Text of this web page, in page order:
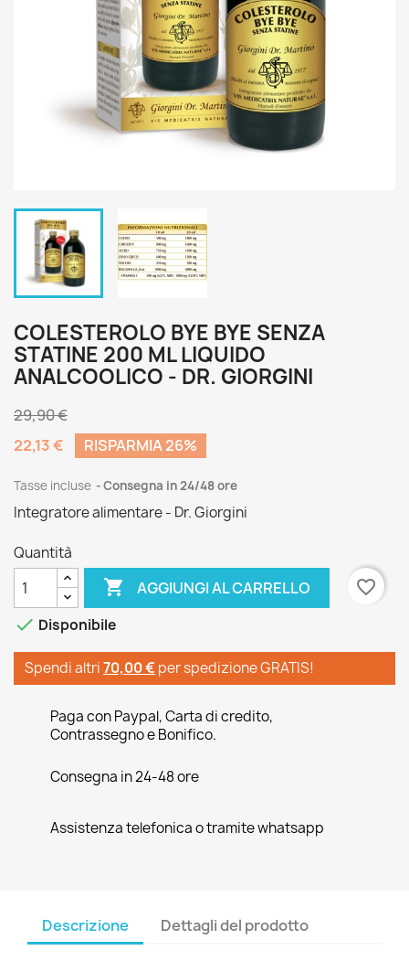
COLESTEROLO BYE BYE SENZA
STATINE 200 ML LIQUIDO
ANALCOOLICO - DR. GIORGINI
29,90 €
22,13 €
RISPARMIA 26%
Tasse incluse Consegna in 24/48 ore
Integratore alimentare - Dr. Giorgini
Quantità
 AGGIUNGI AL CARRELLO
favorite_border
 Disponibile
Spendi altri70,00 € per spedizione GRATIS!
Paga con Paypal, Carta di credito,
Contrassegno e Bonifico.
Consegna in 24-48 ore
Assistenza telefonica o tramite whatsapp
Descrizione Dettagli del prodotto